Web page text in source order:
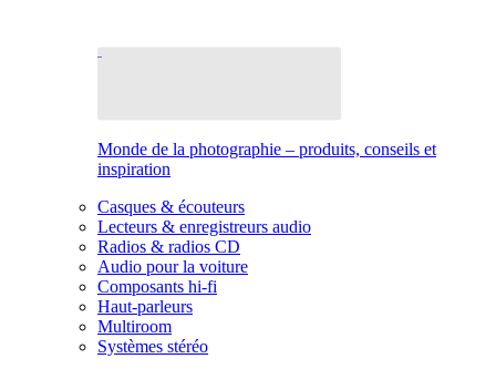
Monde de la photographie – produits, conseils et
inspiration
Casques & écouteurs
Lecteurs & enregistreurs audio
Radios & radios CD
Audio pour la voiture
Composants hi-fi
Haut-parleurs
Multiroom
Systèmes stéréo